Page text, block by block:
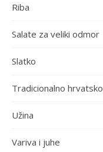
Riba
Salate za veliki odmor
Slatko
Tradicionalno hrvatsko
Užina
Variva i juhe